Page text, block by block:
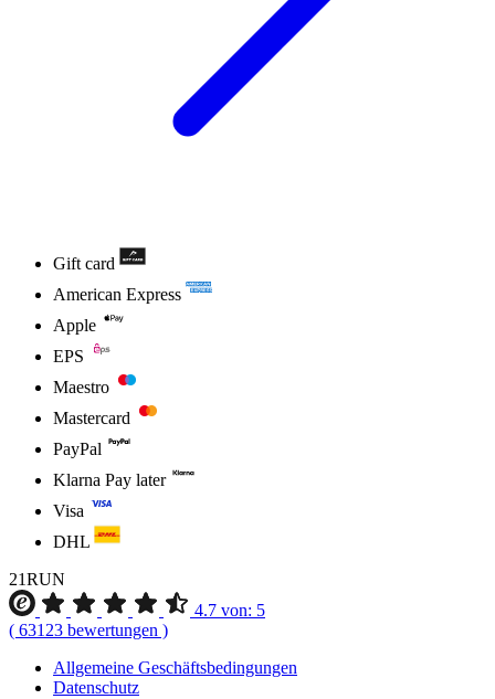
Gift card
American Express
Apple
EPS
Maestro
Mastercard
PayPal
Klarna Pay later
Visa
DHL
21RUN
4.7 von: 5
( 63123 bewertungen )
Allgemeine Geschäftsbedingungen
Datenschutz